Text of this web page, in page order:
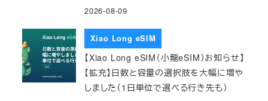
2026-08-09
Xiao Long eSIM
【Xiao Long eSIM（小龍eSIM）お知らせ】
【拡充】日数と容量の選択肢を大幅に増や
しました（1日単位で選べる行き先も）